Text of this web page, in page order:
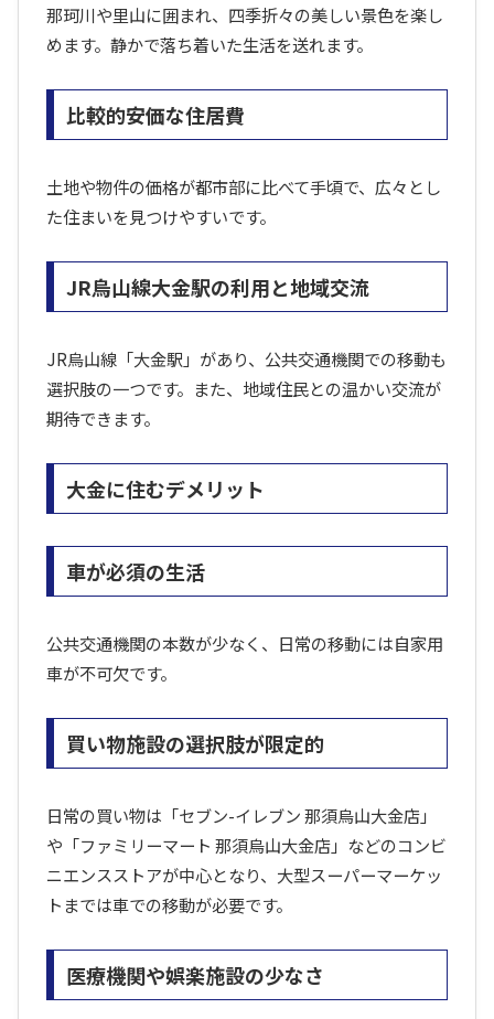
那珂川や里山に囲まれ、四季折々の美しい景色を楽し
めます。静かで落ち着いた生活を送れます。
比較的安価な住居費
土地や物件の価格が都市部に比べて手頃で、広々とし
た住まいを見つけやすいです。
JR烏山線大金駅の利用と地域交流
JR烏山線「大金駅」があり、公共交通機関での移動も
選択肢の一つです。また、地域住民との温かい交流が
期待できます。
大金に住むデメリット
車が必須の生活
公共交通機関の本数が少なく、日常の移動には自家用
車が不可欠です。
買い物施設の選択肢が限定的
日常の買い物は「セブン-イレブン 那須烏山大金店」
や「ファミリーマート 那須烏山大金店」などのコンビ
ニエンスストアが中心となり、大型スーパーマーケッ
トまでは車での移動が必要です。
医療機関や娯楽施設の少なさ